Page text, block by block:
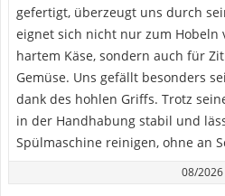
gefertigt, überzeugt uns durch
eignet sich nicht nur zum Hobeln
hartem Käse, sondern auch für
Gemüse. Uns gefällt besonders
dank des hohlen Griffs. Trotz
in der Handhabung stabil und
Spülmaschine reinigen, ohne an
08/2026